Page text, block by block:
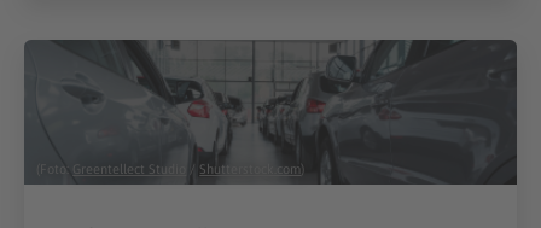
(Foto: Greentellect Studio / Shutterstock.com)